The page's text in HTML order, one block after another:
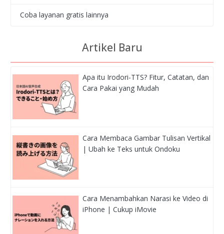
Coba layanan gratis lainnya
Artikel Baru
Apa itu Irodori-TTS? Fitur, Catatan, dan
Cara Pakai yang Mudah
Cara Membaca Gambar Tulisan Vertikal
| Ubah ke Teks untuk Ondoku
Cara Menambahkan Narasi ke Video di
iPhone | Cukup iMovie